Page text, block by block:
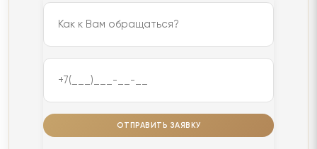
ОТПРАВИТЬ ЗАЯВКУ